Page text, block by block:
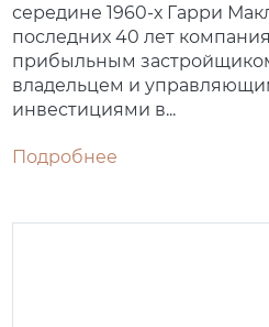
середине 1960-х Гарри
последних 40 лет
прибыльным
владельцем и
инвестициями в...
Подробнее